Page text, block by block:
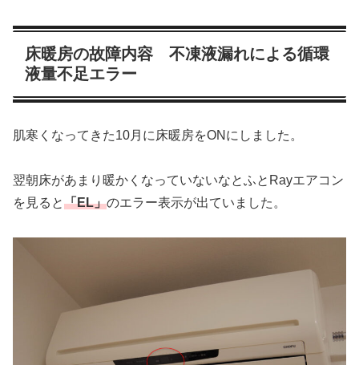
床暖房の故障内容 不凍液漏れによる循環
液量不足エラー
肌寒くなってきた10月に床暖房をONにしました。
翌朝床があまり暖かくなっていないなとふとRayエアコン
を見ると「EL」のエラー表示が出ていました。